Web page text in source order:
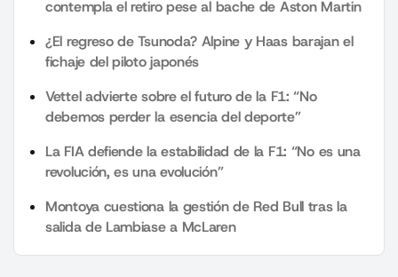
contempla el retiro pese al bache de Aston Martin
¿El regreso de Tsunoda? Alpine y Haas barajan el
fichaje del piloto japonés
Vettel advierte sobre el futuro de la F1: “No
debemos perder la esencia del deporte”
La FIA defiende la estabilidad de la F1: “No es una
revolución, es una evolución”
Montoya cuestiona la gestión de Red Bull tras la
salida de Lambiase a McLaren